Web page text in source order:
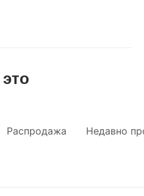
Распродажа Недавно